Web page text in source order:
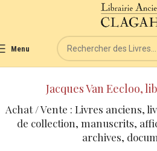
Menu
Jacques Van Eecloo,
Achat / Vente : Livres anciens,
de collection, manuscrits,
archives,